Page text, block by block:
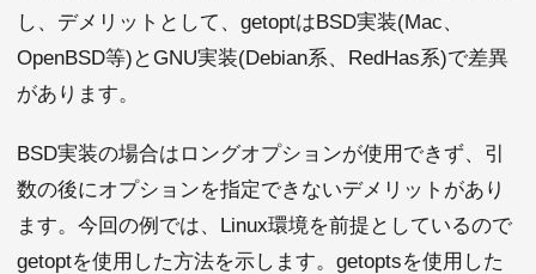
し、デメリットとして、getoptはBSD実装(Mac、
OpenBSD等)とGNU実装(Debian系、RedHas系)で差異
があります。
BSD実装の場合はロングオプションが使用できず、引
数の後にオプションを指定できないデメリットがあり
ます。今回の例では、Linux環境を前提としているので
getoptを使用した方法を示します。getoptsを使用した